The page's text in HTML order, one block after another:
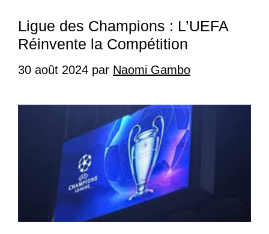
Ligue des Champions : L’UEFA
Réinvente la Compétition
30 août 2024 par Naomi Gambo